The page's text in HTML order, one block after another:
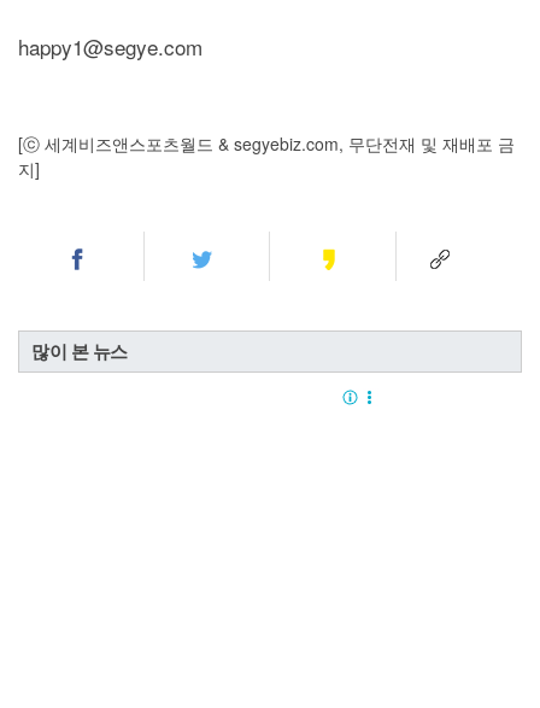
happy1@segye.com
[ⓒ 세계비즈앤스포츠월드 & segyebiz.com, 무단전재 및 재배포 금
지]
많이 본 뉴스